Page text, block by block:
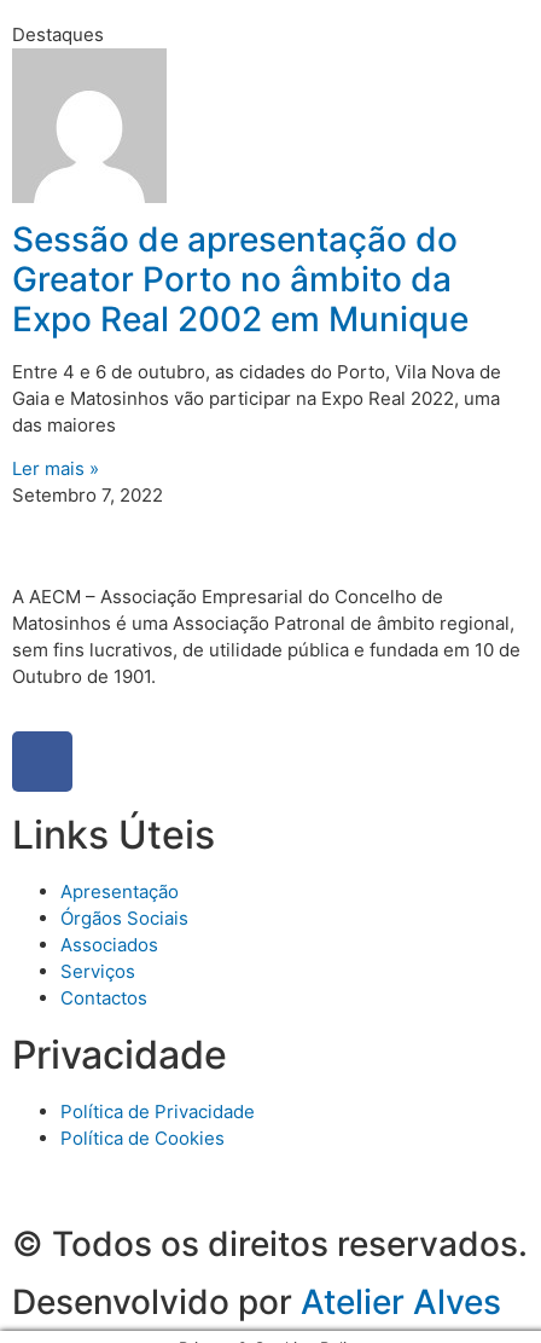
Destaques
Sessão de apresentação do
Greator Porto no âmbito da
Expo Real 2002 em Munique
Entre 4 e 6 de outubro, as cidades do Porto, Vila Nova de
Gaia e Matosinhos vão participar na Expo Real 2022, uma
das maiores
Ler mais »
Setembro 7, 2022
A AECM – Associação Empresarial do Concelho de
Matosinhos é uma Associação Patronal de âmbito regional,
sem fins lucrativos, de utilidade pública e fundada em 10 de
Outubro de 1901.
Links Úteis
Apresentação
Órgãos Sociais
Associados
Serviços
Contactos
Privacidade
Política de Privacidade
Política de Cookies
© Todos os direitos reservados.
Desenvolvido por Atelier Alves